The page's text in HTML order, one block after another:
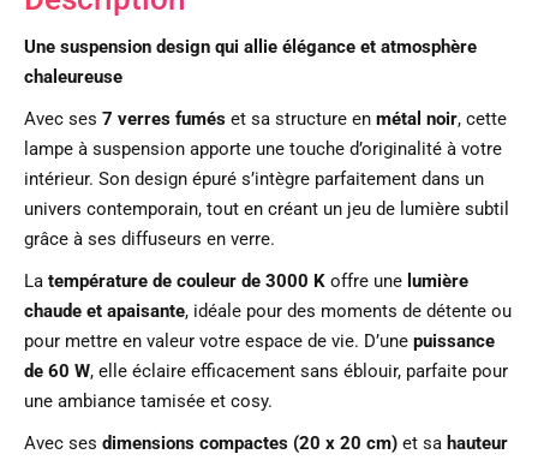
Une suspension design qui allie élégance et atmosphère
chaleureuse
Avec ses 7 verres fumés et sa structure en métal noir, cette
lampe à suspension apporte une touche d’originalité à votre
intérieur. Son design épuré s’intègre parfaitement dans un
univers contemporain, tout en créant un jeu de lumière subtil
grâce à ses diffuseurs en verre.
La température de couleur de 3000 K offre une lumière
chaude et apaisante, idéale pour des moments de détente ou
pour mettre en valeur votre espace de vie. D’une puissance
de 60 W, elle éclaire efficacement sans éblouir, parfaite pour
une ambiance tamisée et cosy.
Avec ses dimensions compactes (20 x 20 cm) et sa hauteur